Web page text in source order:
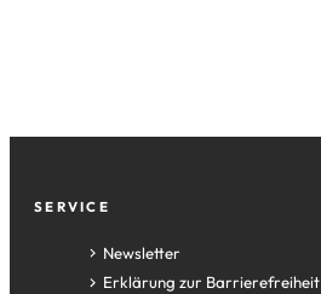
Fußzeile
SERVICE
Newsletter
Erklärung zur Barrierefreiheit